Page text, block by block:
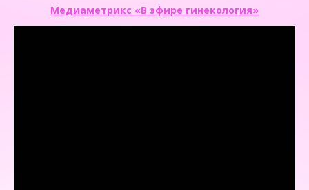
Медиаметрикс «В эфире гинекология»